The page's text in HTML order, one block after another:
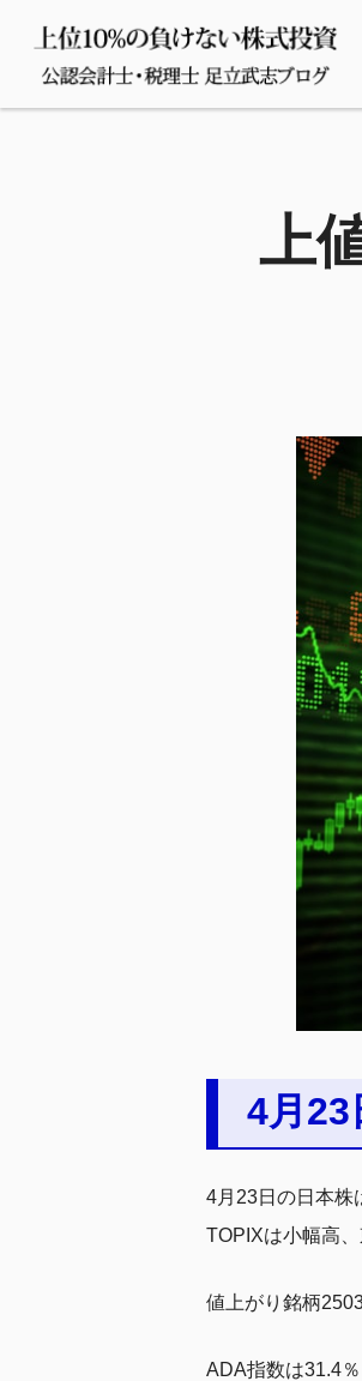
上
4月23
4月23日の日本株
TOPIXは小幅高
値上がり銘柄
ADA指数は31.4